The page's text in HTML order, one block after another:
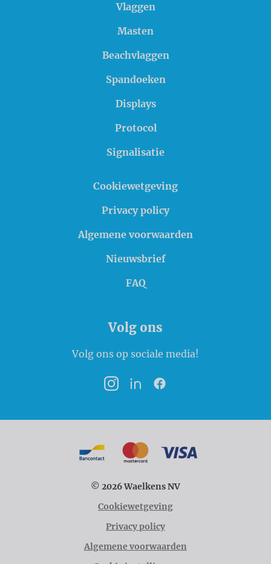
Vlaggen
Masten
Beachvlaggen
Spandoeken
Displays
Protocol
Signalisatie
Cookiewetgeving
Privacy policy
Algemene voorwaarden
Nieuwsbrief
FAQ
Volg ons
Volg ons op sociale media!
InstagramLinkedInFacebook
© 2026 Waelkens NV
Cookiewetgeving
Privacy policy
Algemene voorwaarden
Betaalmogelijkheden
BancontactMasterCard
VISA